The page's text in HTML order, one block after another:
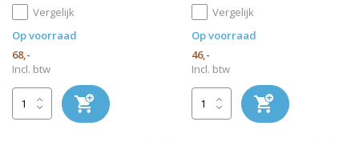
Vergelijk
Op voorraad
68,-
Incl. btw
Vergelijk
Op voorraad
46,-
Incl. btw